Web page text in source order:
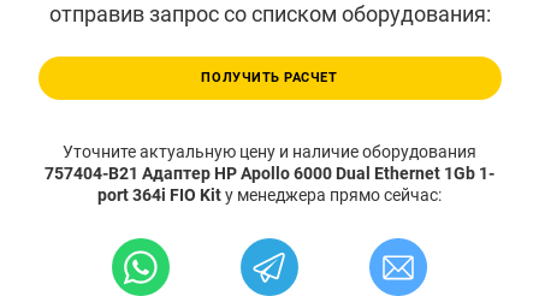
отправив запрос со списком оборудования:
ПОЛУЧИТЬ РАСЧЕТ
Уточните актуальную цену и наличие оборудования
757404-B21 Адаптер HP Apollo 6000 Dual Ethernet 1Gb 1-
port 364i FIO Kitу менеджера прямо сейчас: